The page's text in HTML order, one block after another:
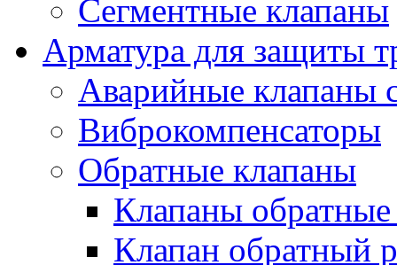
Сегментные клапаны
Арматура для защиты
Аварийные клапаны
Виброкомпенсаторы
Обратные клапаны
Клапаны
Клапан обратный